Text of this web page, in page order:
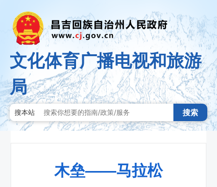
文化体育广播电视和旅游
局
搜本站 搜索
木垒——马拉松